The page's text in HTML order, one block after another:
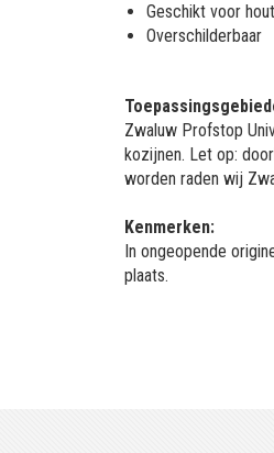
Geschikt voor
Overschilderbaar
Zwaluw Profstop
kozijnen. Let op:
worden raden wij
Kenmerken:
In ongeopende
plaats.